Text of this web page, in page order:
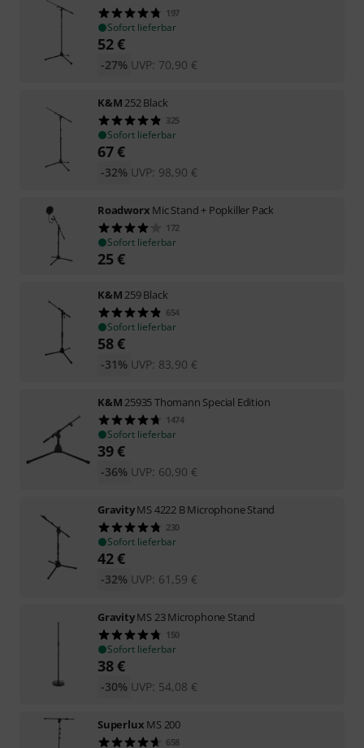
197
Sofort lieferbar
52€
UVP: 70,90 €
-27%
K&M 252 Black
325
Sofort lieferbar
67€
UVP: 98,90 €
-32%
Roadworx Mic Stand + Popkiller Pack
172
Sofort lieferbar
25€
K&M 259 Black
654
Sofort lieferbar
58€
UVP: 83,90 €
-31%
K&M 25935 Thomann Special Edition
1474
Sofort lieferbar
39€
UVP: 60,90 €
-36%
GravityMS 4222 B Microphone Stand
230
Sofort lieferbar
42€
UVP: 61,59 €
-32%
GravityMS 23 Microphone Stand
150
Sofort lieferbar
38€
UVP: 54,08 €
-30%
Superlux MS 200
658